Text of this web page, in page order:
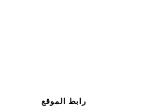
رابط الموقع